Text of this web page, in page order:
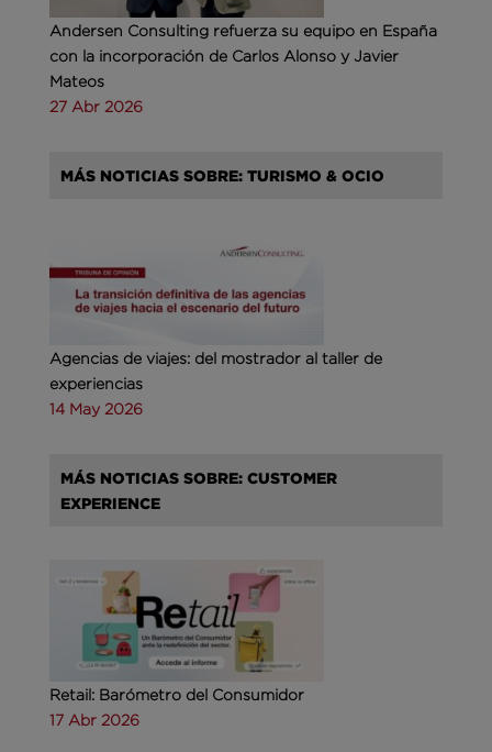
Andersen Consulting refuerza su equipo en España
con la incorporación de Carlos Alonso y Javier
Mateos
27 Abr 2026
MÁS NOTICIAS SOBRE: TURISMO & OCIO
Agencias de viajes: del mostrador al taller de
experiencias
14 May 2026
MÁS NOTICIAS SOBRE: CUSTOMER
EXPERIENCE
Retail: Barómetro del Consumidor
17 Abr 2026